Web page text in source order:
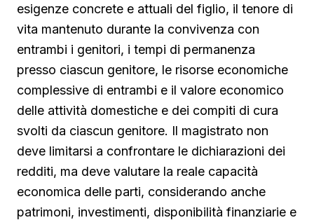
esigenze concrete e attuali del figlio, il tenore di
vita mantenuto durante la convivenza con
entrambi i genitori, i tempi di permanenza
presso ciascun genitore, le risorse economiche
complessive di entrambi e il valore economico
delle attività domestiche e dei compiti di cura
svolti da ciascun genitore. Il magistrato non
deve limitarsi a confrontare le dichiarazioni dei
redditi, ma deve valutare la reale capacità
economica delle parti, considerando anche
patrimoni, investimenti, disponibilità finanziarie e